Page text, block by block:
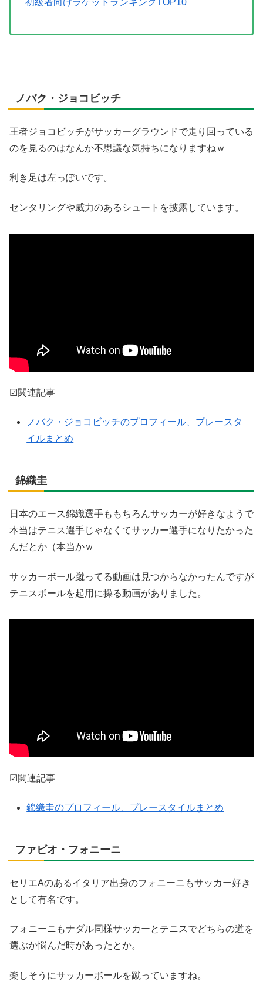
初級者向けラケットランキングTOP10
ノバク・ジョコビッチ
王者ジョコビッチがサッカーグラウンドで走り回っている
のを見るのはなんか不思議な気持ちになりますねｗ
利き足は左っぽいです。
センタリングや威力のあるシュートを披露しています。
☑関連記事
ノバク・ジョコビッチのプロフィール、プレースタ
イルまとめ
錦織圭
日本のエース錦織選手ももちろんサッカーが好きなようで
本当はテニス選手じゃなくてサッカー選手になりたかった
んだとか（本当かｗ
サッカーボール蹴ってる動画は見つからなかったんですが
テニスボールを起用に操る動画がありました。
☑関連記事
錦織圭のプロフィール、プレースタイルまとめ
ファビオ・フォニーニ
セリエAのあるイタリア出身のフォニーニもサッカー好き
として有名です。
フォニーニもナダル同様サッカーとテニスでどちらの道を
選ぶか悩んだ時があったとか。
楽しそうにサッカーボールを蹴っていますね。